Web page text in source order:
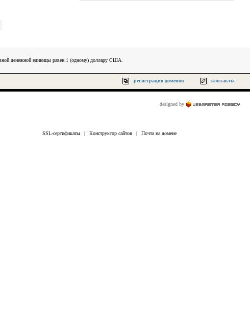
денежной единицы равен 1 (одному) доллару США.
регистрация доменов контакты
designed by
SSL-сертификаты | Конструктор сайтов | Почта на домене